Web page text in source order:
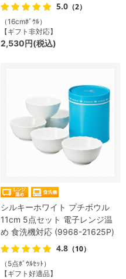
5.0 （2）
（16cmﾎﾞｳﾙ）
【ギフト非対応】
2,530円(税込)
シルキーホワイト プチボウル
11cm 5点セット 電子レンジ温
め 食洗機対応 (9968-21625P)
4.8 （10）
（5点ﾎﾞｳﾙｾｯﾄ）
【ギフト好適品】